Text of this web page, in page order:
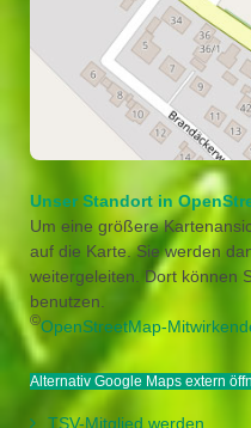
Unser Standort in
Um eine größere
auf die Karte. Sie werden
weitergeleiten. Dort können
benutzen.
©OpenStreetMap-
Alternativ Google Maps extern
TSV-Mitglied werden